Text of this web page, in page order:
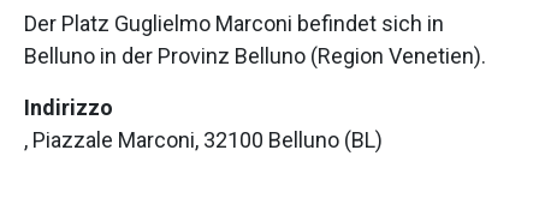
Der Platz Guglielmo Marconi befindet sich in
Belluno in der Provinz Belluno (Region Venetien).
Indirizzo
, Piazzale Marconi, 32100 Belluno (BL)